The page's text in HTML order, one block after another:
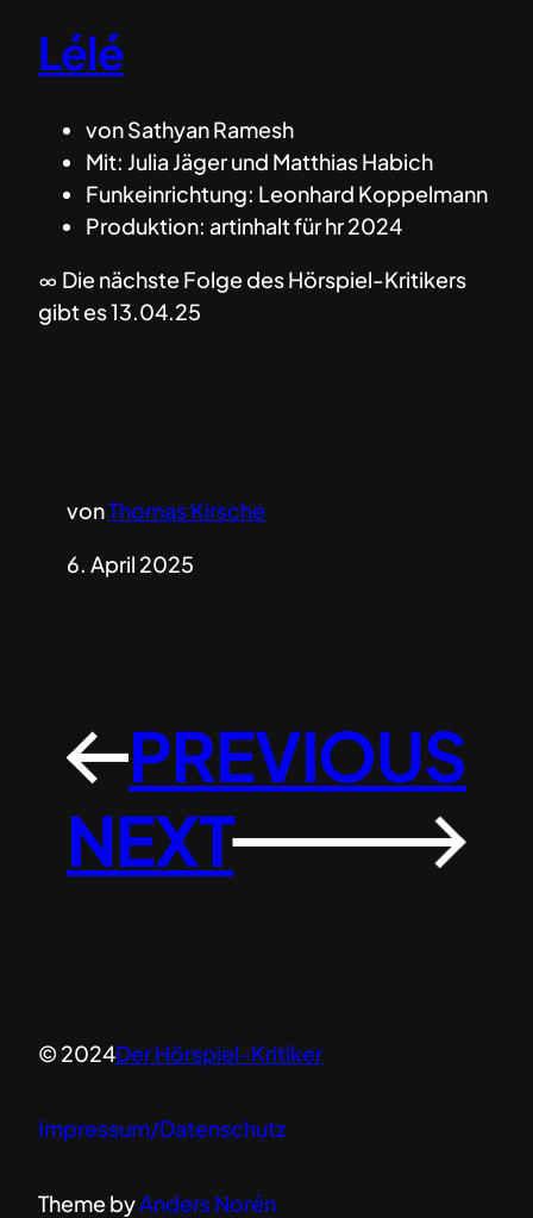
Lélé
von Sathyan Ramesh
Mit: Julia Jäger und Matthias Habich
Funkeinrichtung: Leonhard Koppelmann
Produktion: artinhalt für hr 2024
∞ Die nächste Folge des Hörspiel-Kritikers
gibt es 13.04.25
vonThomas Kirsche
6. April 2025
←PREVIOUS
NEXT
→
© 2024Der Hörspiel-Kritiker
Impressum/Datenschutz
Theme byAnders Norén